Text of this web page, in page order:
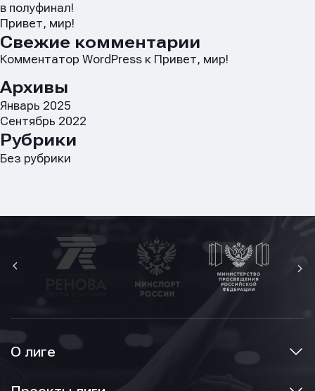
в полуфинал!
Привет, мир!
Свежие комментарии
Комментатор WordPress к Привет, мир!
Архивы
Январь 2025
Сентябрь 2022
Рубрики
Без рубрики
О лиге
Имя
E-mail
Сообщение
Имя
E-mail
Сообщение
E-mail
Сообщение